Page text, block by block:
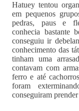
Hatuey tentou
em pequenos
pedras, paus e
conhecia bastante
conseguiu ir
conhecimento das
tinham uma
contavam com
ferro e até
foram
conseguiram